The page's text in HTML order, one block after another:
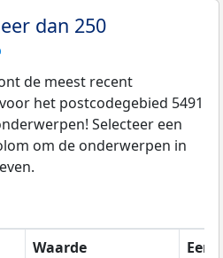
dan 250
de meest recent
het postcodegebied 5491
Selecteer een
om de onderwerpen in
Waarde